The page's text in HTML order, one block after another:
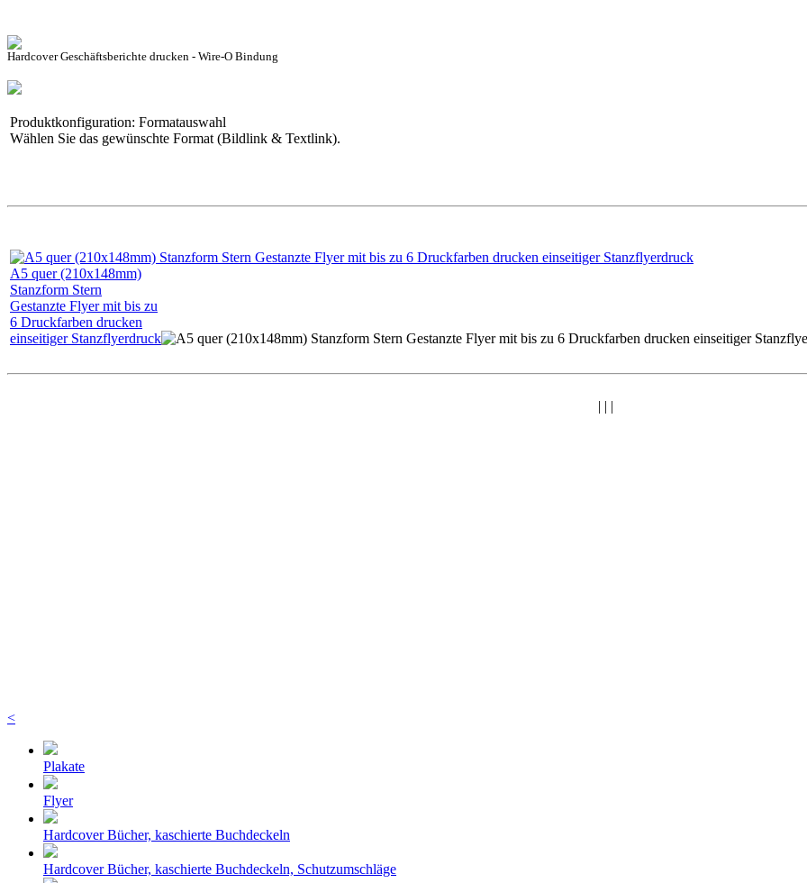
Hardcover Geschäftsberichte drucken - Wire-O Bindung
Produktkonfiguration: Formatauswahl
Wählen Sie das gewünschte Format (Bildlink & Textlink).
A5 quer (210x148mm)
Stanzform Stern
Gestanzte Flyer mit bis zu
6 Druckfarben drucken
einseitigerStanzflyerdruck
| | |
<
Plakate
Flyer
Hardcover Bücher, kaschierte Buchdeckeln
Hardcover Bücher, kaschierte Buchdeckeln, Schutzumschläge